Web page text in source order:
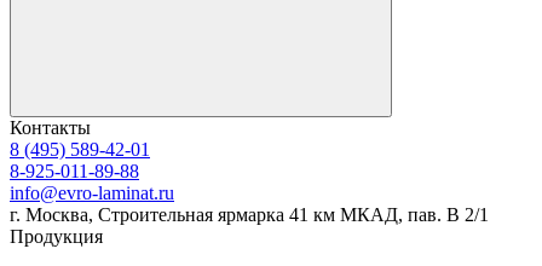
Контакты
8 (495) 589-42-01
8-925-011-89-88
info@evro-laminat.ru
г. Москва, Строительная ярмарка 41 км МКАД, пав. В 2/1
Продукция